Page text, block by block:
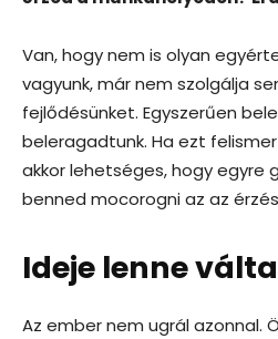
Van, hogy nem is olyan
vagyunk, már nem szolgálja
fejlődésünket. Egyszerűen
beleragadtunk. Ha ezt
akkor lehetséges, hogy egyre
benned mocorogni az az
Ideje lenne
Az ember nem ugrál azonnal.